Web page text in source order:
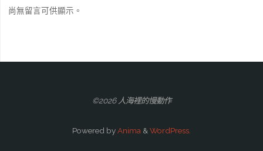
尚無留言可供顯示。
©2026 人海裡的慢動作
Powered byAnima & WordPress.